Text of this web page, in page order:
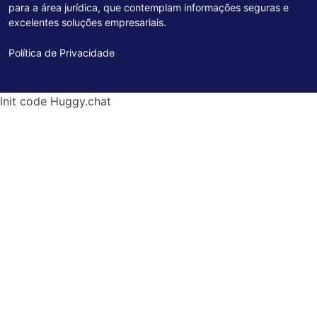
para a área jurídica, que contemplam informações seguras e
excelentes soluções empresariais.
Política de Privacidade
Init code Huggy.chat